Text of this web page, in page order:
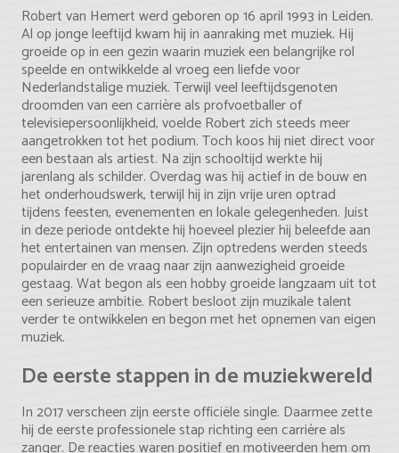
Robert van Hemert werd geboren op 16 april 1993 in Leiden.
Al op jonge leeftijd kwam hij in aanraking met muziek. Hij
groeide op in een gezin waarin muziek een belangrijke rol
speelde en ontwikkelde al vroeg een liefde voor
Nederlandstalige muziek. Terwijl veel leeftijdsgenoten
droomden van een carrière als profvoetballer of
televisiepersoonlijkheid, voelde Robert zich steeds meer
aangetrokken tot het podium. Toch koos hij niet direct voor
een bestaan als artiest. Na zijn schooltijd werkte hij
jarenlang als schilder. Overdag was hij actief in de bouw en
het onderhoudswerk, terwijl hij in zijn vrije uren optrad
tijdens feesten, evenementen en lokale gelegenheden. Juist
in deze periode ontdekte hij hoeveel plezier hij beleefde aan
het entertainen van mensen. Zijn optredens werden steeds
populairder en de vraag naar zijn aanwezigheid groeide
gestaag. Wat begon als een hobby groeide langzaam uit tot
een serieuze ambitie. Robert besloot zijn muzikale talent
verder te ontwikkelen en begon met het opnemen van eigen
muziek.
De eerste stappen in de muziekwereld
In 2017 verscheen zijn eerste officiële single. Daarmee zette
hij de eerste professionele stap richting een carrière als
zanger. De reacties waren positief en motiveerden hem om